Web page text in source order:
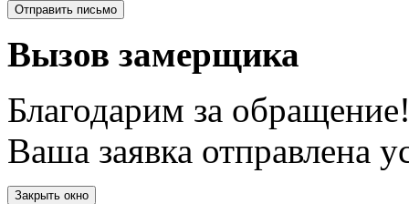
Вызов замерщика
Благодарим за
Ваша заявка отправлена
Закрыть окно